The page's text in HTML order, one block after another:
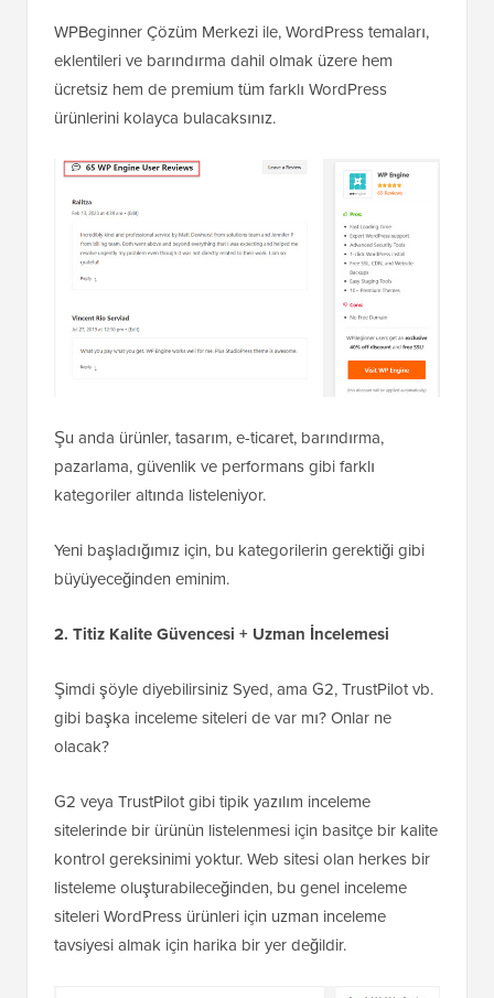
WPBeginner Çözüm Merkezi ile, WordPress temaları,
eklentileri ve barındırma dahil olmak üzere hem
ücretsiz hem de premium tüm farklı WordPress
ürünlerini kolayca bulacaksınız.
Şu anda ürünler, tasarım, e-ticaret, barındırma,
pazarlama, güvenlik ve performans gibi farklı
kategoriler altında listeleniyor.
Yeni başladığımız için, bu kategorilerin gerektiği gibi
büyüyeceğinden eminim.
2. Titiz Kalite Güvencesi + Uzman İncelemesi
Şimdi şöyle diyebilirsiniz Syed, ama G2, TrustPilot vb.
gibi başka inceleme siteleri de var mı? Onlar ne
olacak?
G2 veya TrustPilot gibi tipik yazılım inceleme
sitelerinde bir ürünün listelenmesi için basitçe bir kalite
kontrol gereksinimi yoktur. Web sitesi olan herkes bir
listeleme oluşturabileceğinden, bu genel inceleme
siteleri WordPress ürünleri için uzman inceleme
tavsiyesi almak için harika bir yer değildir.